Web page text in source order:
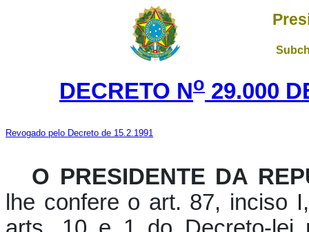
DECRETO No 29.000
Revogado pelo Decreto de 15.2.1991
O PRESIDENTE DA
lhe confere o art. 87, inciso